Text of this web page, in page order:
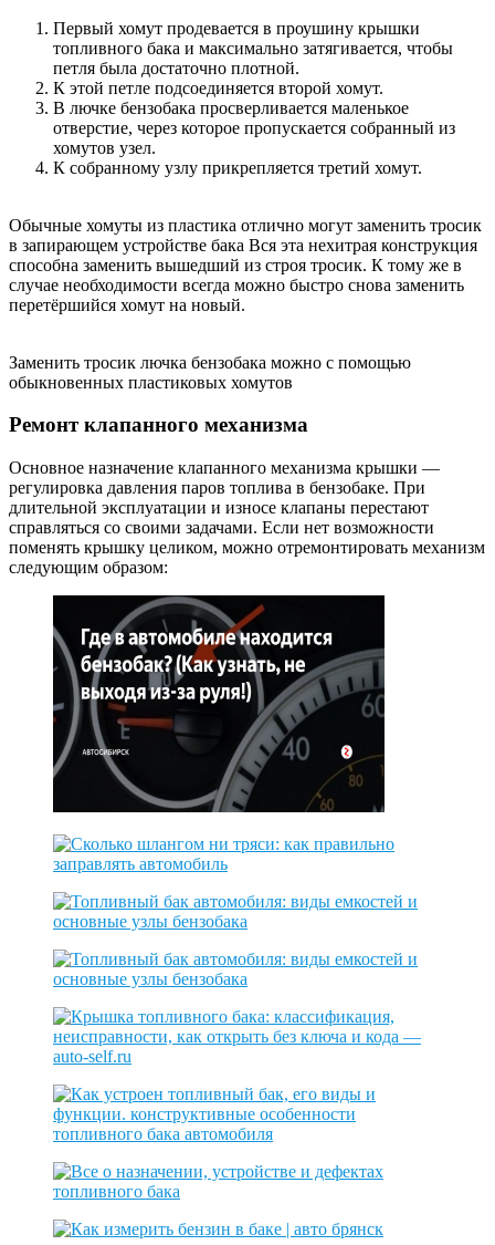
Первый хомут продевается в проушину крышки
топливного бака и максимально затягивается, чтобы
петля была достаточно плотной.
К этой петле подсоединяется второй хомут.
В лючке бензобака просверливается маленькое
отверстие, через которое пропускается собранный из
хомутов узел.
К собранному узлу прикрепляется третий хомут.
Обычные хомуты из пластика отлично могут заменить тросик
в запирающем устройстве бака Вся эта нехитрая конструкция
способна заменить вышедший из строя тросик. К тому же в
случае необходимости всегда можно быстро снова заменить
перетёршийся хомут на новый.
Заменить тросик лючка бензобака можно с помощью
обыкновенных пластиковых хомутов
Ремонт клапанного механизма
Основное назначение клапанного механизма крышки —
регулировка давления паров топлива в бензобаке. При
длительной эксплуатации и износе клапаны перестают
справляться со своими задачами. Если нет возможности
поменять крышку целиком, можно отремонтировать механизм
следующим образом: